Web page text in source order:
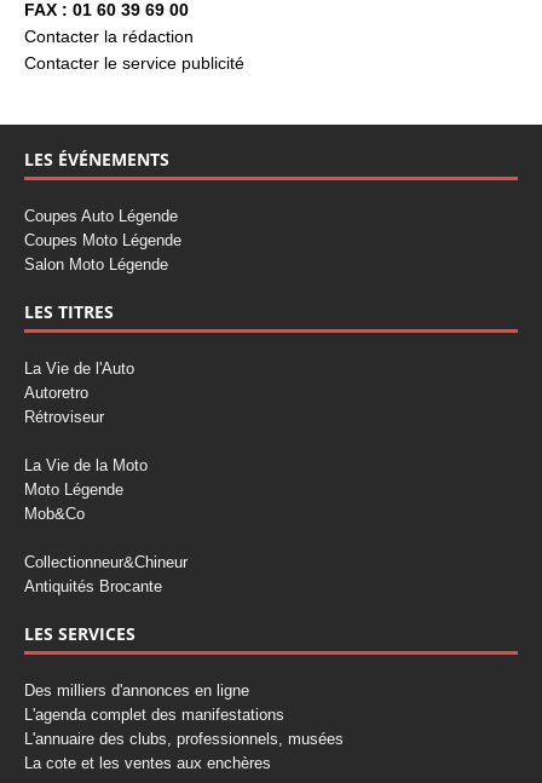
FAX : 01 60 39 69 00
Contacter la rédaction
Contacter le service publicité
LES ÉVÉNEMENTS
Coupes Auto Légende
Coupes Moto Légende
Salon Moto Légende
LES TITRES
La Vie de l'Auto
Autoretro
Rétroviseur
La Vie de la Moto
Moto Légende
Mob&Co
Collectionneur&Chineur
Antiquités Brocante
LES SERVICES
Des milliers d'annonces en ligne
L'agenda complet des manifestations
L'annuaire des clubs, professionnels, musées
La cote et les ventes aux enchères